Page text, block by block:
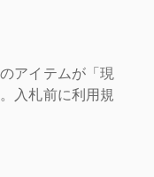
アイテムが「現
入札前に利用規